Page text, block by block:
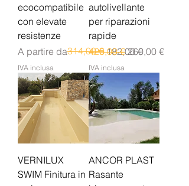
ecocompatibile
con elevate
resistenze
A partire da
Prezzo regolare314,00 € 182,00 €
Prezzo scontato
IVA inclusa
autolivellante
per riparazioni
rapide
Prezzo regolare
420,00 €Prezzo scontato
260,00 €
IVA inclusa
VERNILUX
SWIM Finitura in
ANCOR PLAST
Rasante